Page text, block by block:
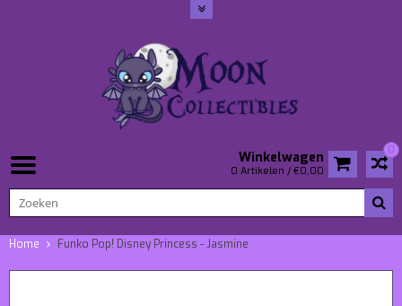
0
Winkelwagen
0 Artikelen / €0,00
Home Funko Pop! Disney Princess - Jasmine